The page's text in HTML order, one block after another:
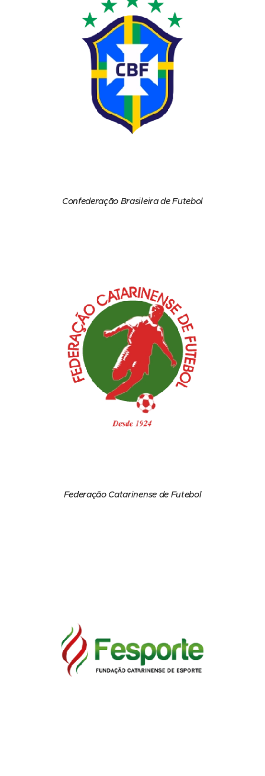
Confederação Brasileira de Futebol
Federação Catarinense de Futebol